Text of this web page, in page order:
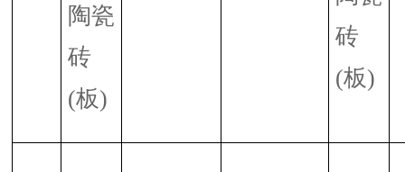
陶瓷
砖
(板)
砖
(板)